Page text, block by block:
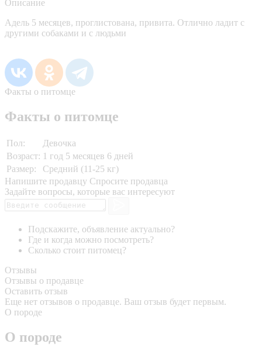
Описание
Адель 5 месяцев, проглистована, привита. Отлично ладит с
другими собаками и с людьми
Факты о питомце
Факты о питомце
Пол:
Девочка
Возраст: 1 год 5 месяцев 6 дней
Размер:
Средний (11-25 кг)
Напишите продавцу Спросите продавца
Задайте вопросы, которые вас интересуют
Подскажите, объявление актуально?
Где и когда можно посмотреть?
Сколько стоит питомец?
Отзывы
Отзывы о продавце
Оставить отзыв
Еще нет отзывов о продавце. Ваш отзыв будет первым.
О породе
О породе